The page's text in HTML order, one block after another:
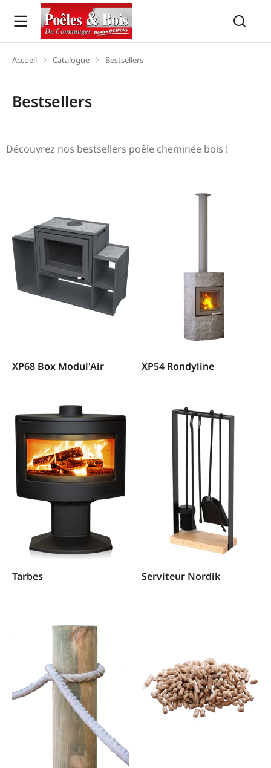
Vous êtes ici :
Accueil Catalogue Bestsellers
Bestsellers
Découvrez nos bestsellers poêle cheminée bois !
XP68 Box Modul'Air XP54 Rondyline
Tarbes Serviteur Nordik